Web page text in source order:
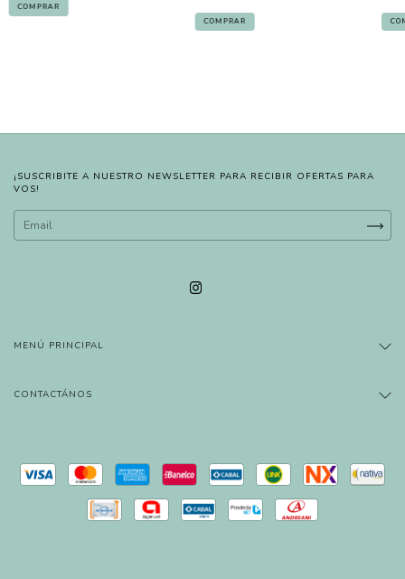
¡SUSCRIBITE A NUESTRO NEWSLETTER PARA RECIBIR OFERTAS PARA
VOS!
MENÚ PRINCIPAL
CONTACTÁNOS